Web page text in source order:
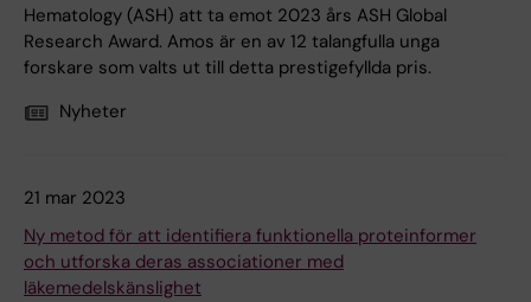
Hematology (ASH) att ta emot 2023 års ASH Global
Research Award. Amos är en av 12 talangfulla unga
forskare som valts ut till detta prestigefyllda pris.
Nyheter
21 mar 2023
Ny metod för att identifiera funktionella proteinformer
och utforska deras associationer med
läkemedelskänslighet